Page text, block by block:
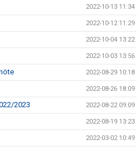
2022-10-13 11:34
2022-10-12 11:29
2022-10-04 13:22
2022-10-03 13:56
2022-08-29 10:18
2022-08-26 18:09
2023 2022-08-22 09:09
2022-08-19 13:23
2022-03-02 10:49